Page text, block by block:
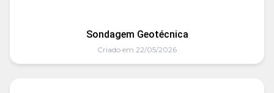
Sondagem Geotécnica
Criado em 22/05/2026